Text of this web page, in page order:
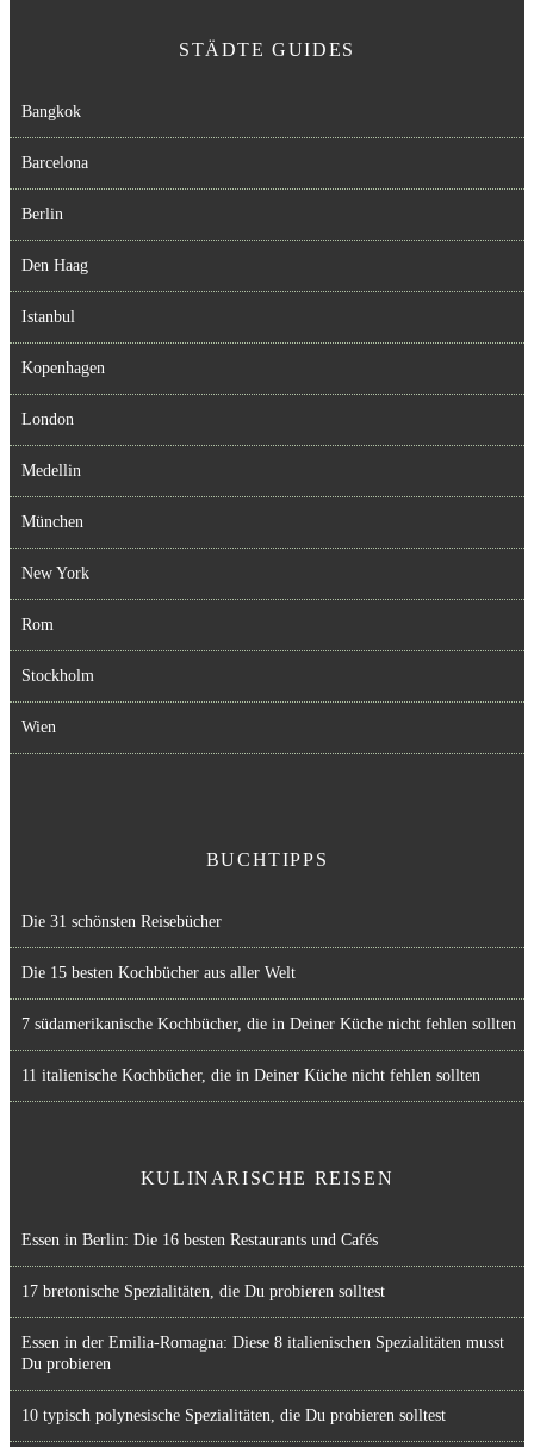
STÄDTE GUIDES
Bangkok
Barcelona
Berlin
Den Haag
Istanbul
Kopenhagen
London
Medellin
München
New York
Rom
Stockholm
Wien
BUCHTIPPS
Die 31 schönsten Reisebücher
Die 15 besten Kochbücher aus aller Welt
7 südamerikanische Kochbücher, die in Deiner Küche nicht fehlen sollten
11 italienische Kochbücher, die in Deiner Küche nicht fehlen sollten
KULINARISCHE REISEN
Essen in Berlin: Die 16 besten Restaurants und Cafés
17 bretonische Spezialitäten, die Du probieren solltest
Essen in der Emilia-Romagna: Diese 8 italienischen Spezialitäten musst
Du probieren
10 typisch polynesische Spezialitäten, die Du probieren solltest